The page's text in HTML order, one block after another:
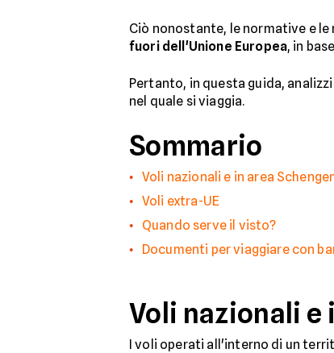
Ciò nonostante, le normative e
fuori dell'Unione Europea, in
Pertanto, in questa guida,
nel quale si viaggia.
Sommario
Voli nazionali e in area
Voli extra-UE
Quando serve il visto?
Documenti per viaggiare con
Voli nazionali e
I voli operati all'interno di un